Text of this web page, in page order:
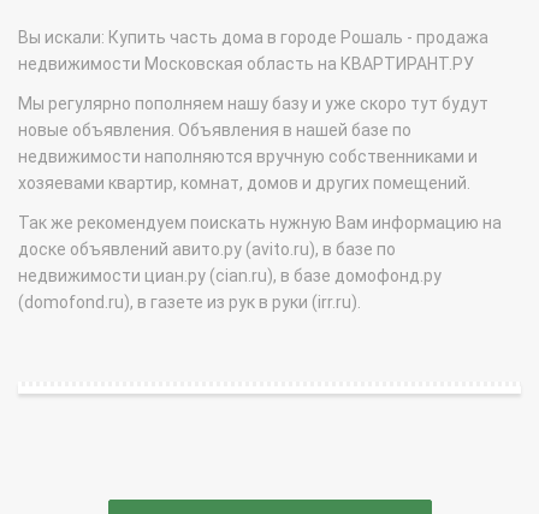
Вы искали: Купить часть дома в городе Рошаль - продажа
недвижимости Московская область на КВАРТИРАНТ.РУ
Мы регулярно пополняем нашу базу и уже скоро тут будут
новые объявления. Объявления в нашей базе по
недвижимости наполняются вручную собственниками и
хозяевами квартир, комнат, домов и других помещений.
Так же рекомендуем поискать нужную Вам информацию на
доске объявлений авито.ру (avito.ru), в базе по
недвижимости циан.ру (cian.ru), в базе домофонд.ру
(domofond.ru), в газете из рук в руки (irr.ru).